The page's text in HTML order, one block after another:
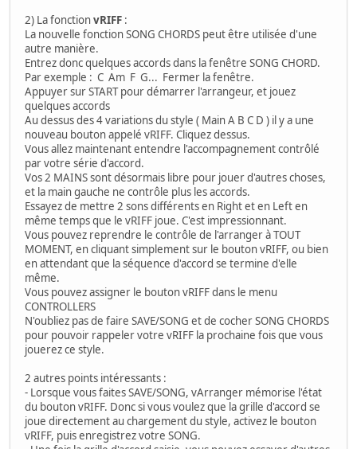
2) La fonctionvRIFF :
La nouvelle fonction SONG CHORDS peut être utilisée d'une
autre manière.
Entrez donc quelques accords dans la fenêtre SONG CHORD.
Par exemple : C Am F G... Fermer la fenêtre.
Appuyer sur START pour démarrer l'arrangeur, et jouez
quelques accords
Au dessus des 4 variations du style ( Main A B C D ) il y a une
nouveau bouton appelé vRIFF. Cliquez dessus.
Vous allez maintenant entendre l'accompagnement contrôlé
par votre série d'accord.
Vos 2 MAINS sont désormais libre pour jouer d'autres choses,
et la main gauche ne contrôle plus les accords.
Essayez de mettre 2 sons différents en Right et en Left en
même temps que le vRIFF joue. C'est impressionnant.
Vous pouvez reprendre le contrôle de l'arranger à TOUT
MOMENT, en cliquant simplement sur le bouton vRIFF, ou bien
en attendant que la séquence d'accord se termine d'elle
même.
Vous pouvez assigner le bouton vRIFF dans le menu
CONTROLLERS
N'oubliez pas de faire SAVE/SONG et de cocher SONG CHORDS
pour pouvoir rappeler votre vRIFF la prochaine fois que vous
jouerez ce style.
2 autres points intéressants :
- Lorsque vous faites SAVE/SONG, vArranger mémorise l'état
du bouton vRIFF. Donc si vous voulez que la grille d'accord se
joue directement au chargement du style, activez le bouton
vRIFF, puis enregistrez votre SONG.